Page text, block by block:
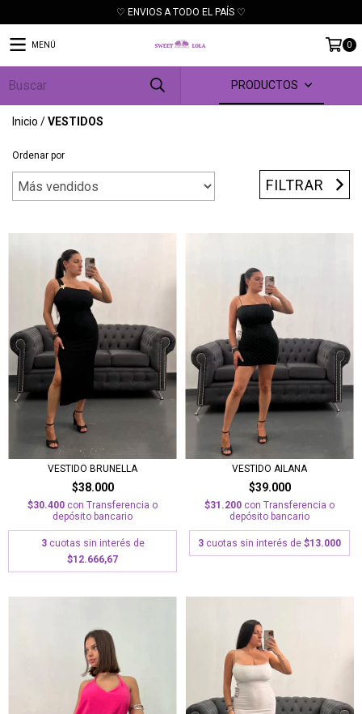
♡ ENVIOS A TODO EL PAÍS ♡
MENÚ 0
PRODUCTOS
Inicio /VESTIDOS
Ordenar por
FILTRAR
VESTIDO BRUNELLA
$38.000
$30.400 con Transferencia o
depósito bancario
3 cuotas sin interés de
$12.666,67
VESTIDO AILANA
$39.000
$31.200 con Transferencia o
depósito bancario
3 cuotas sin interés de $13.000